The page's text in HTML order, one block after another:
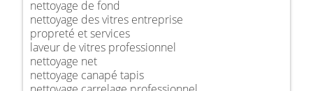
nettoyage de fond
nettoyage des vitres entreprise
propreté et services
laveur de vitres professionnel
nettoyage net
nettoyage canapé tapis